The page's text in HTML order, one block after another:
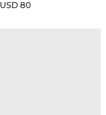
USD 80